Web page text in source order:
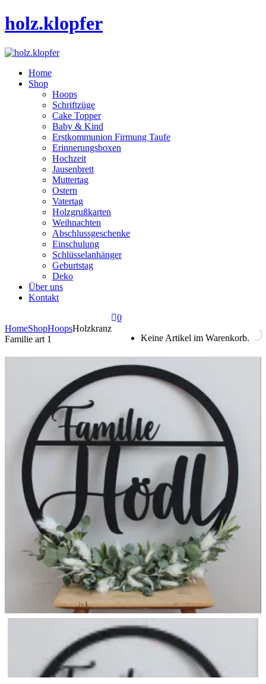
holz.klopfer
Home
Shop
Hoops
Schriftzüge
Cake Topper
Baby & Kind
Erstkommunion Firmung Taufe
Erinnerungsboxen
Hochzeit
Jausenbrett
Muttertag
Ostern
Vatertag
Holzgrußkarten
Weihnachten
Abschlussgeschenke
Einschulung
Schlüsselanhänger
Geburtstag
Deko
Über uns
Kontakt
0
Keine Artikel im Warenkorb.
HomeShopHoopsHolzkranz
Familie art 1